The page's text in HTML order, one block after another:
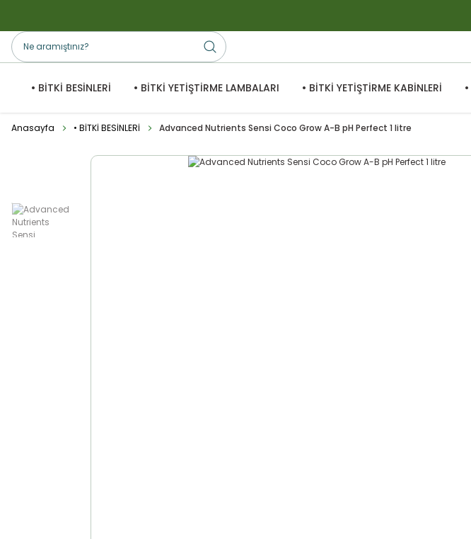
• BİTKİ BESİNLERİ • BİTKİ YETİŞTİRME LAMBALARI • BİTKİ YETİŞTİRME KABİNLERİ
Anasayfa • BİTKİ BESİNLERİ Advanced Nutrients Sensi Coco Grow A-B pH Perfect 1 litre